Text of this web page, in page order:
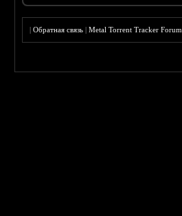
|Обратная связь |Metal Torrent Tracker Forum